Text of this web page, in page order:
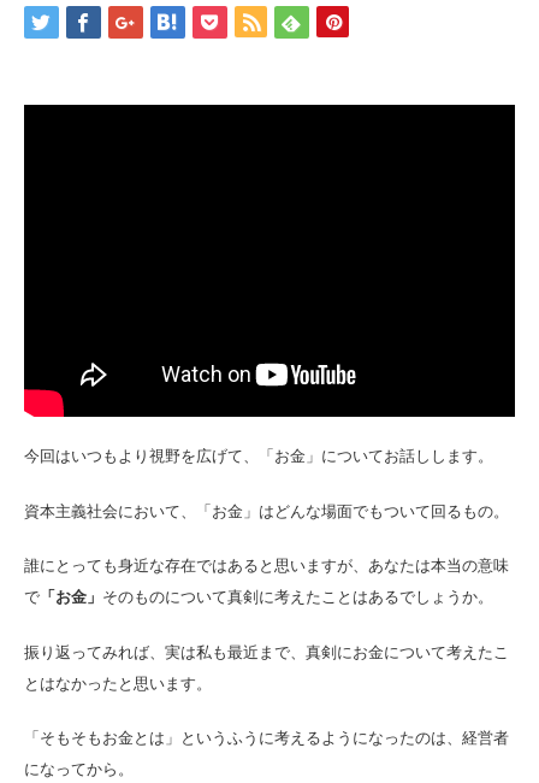
今回はいつもより視野を広げて、「お金」についてお話しします。
資本主義社会において、「お金」はどんな場面でもついて回るもの。
誰にとっても身近な存在ではあると思いますが、あなたは本当の意味
で 「お金」 そのものについて真剣に考えたことはあるでしょうか。
振り返ってみれば、実は私も最近まで、真剣にお金について考えたこ
とはなかったと思います。
「そもそもお金とは」というふうに考えるようになったのは、経営者
になってから。